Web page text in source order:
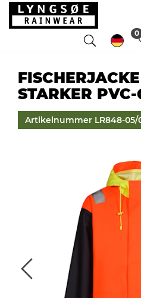
0
STARKER
Artikelnummer LR848-05/